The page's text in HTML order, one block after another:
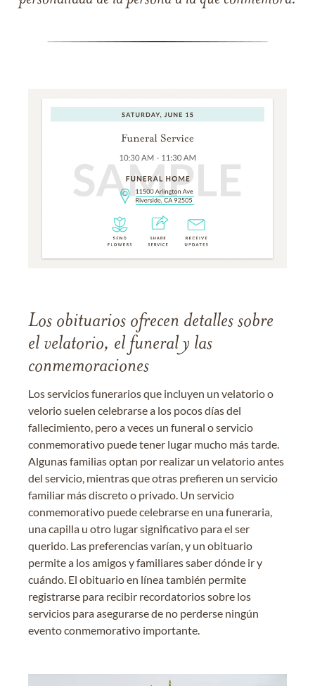
Los obituarios ofrecen detalles sobre
el velatorio, el funeral y las
conmemoraciones
Los servicios funerarios que incluyen un velatorio o
velorio suelen celebrarse a los pocos días del
fallecimiento, pero a veces un funeral o servicio
conmemorativo puede tener lugar mucho más tarde.
Algunas familias optan por realizar un velatorio antes
del servicio, mientras que otras prefieren un servicio
familiar más discreto o privado. Un servicio
conmemorativo puede celebrarse en una funeraria,
una capilla u otro lugar significativo para el ser
querido. Las preferencias varían, y un obituario
permite a los amigos y familiares saber dónde ir y
cuándo. El obituario en línea también permite
registrarse para recibir recordatorios sobre los
servicios para asegurarse de no perderse ningún
evento conmemorativo importante.